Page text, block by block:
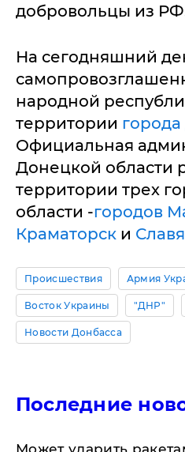
добровольцы из
На сегодняшний
народной
территории
Официальная
Донецкой области
территории трех
области -городов
Краматорск и
Происшествия Армия
Восток Украины "ДНР"
Новости Донбасса
Последние
Может ударить